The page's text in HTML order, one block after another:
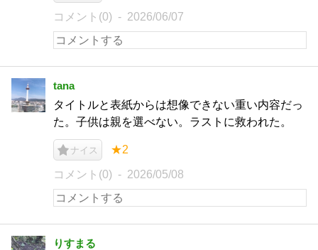
コメント(0) 2026/06/07
tana
タイトルと表紙からは想像できない重い内容だっ
た。子供は親を選べない。ラストに救われた。
ナイス ★2
コメント(0) 2026/05/08
りすまる